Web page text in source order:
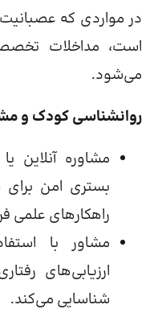
در مواردی که
است، مداخلات
می‌شود.
روانشناسی کودک و
مشاوره آنلاین
بستری امن برای
راهکارهای علمی
مشاور با
ارزیابی‌های
شناسایی می‌کند.